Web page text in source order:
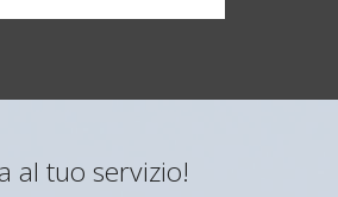
al tuo servizio!